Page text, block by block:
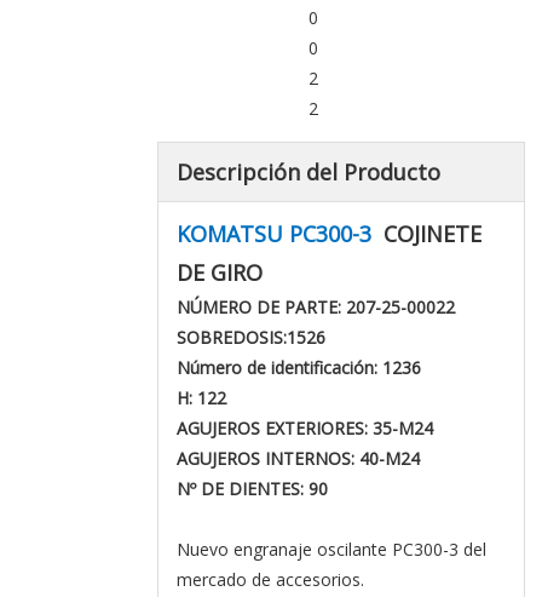
0
0
2
2
Descripción del Producto
KOMATSU PC300-3 COJINETE
DE GIRO
NÚMERO DE PARTE: 207-25-00022
SOBREDOSIS:1526
Número de identificación: 1236
H: 122
AGUJEROS EXTERIORES: 35-M24
AGUJEROS INTERNOS: 40-M24
Nº DE DIENTES: 90
Nuevo engranaje oscilante PC300-3 del
mercado de accesorios.